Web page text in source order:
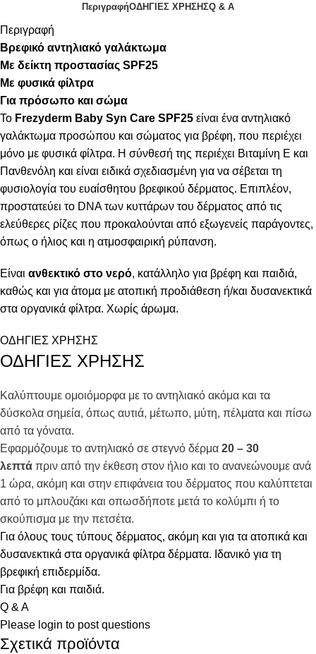
ΠεριγραφήΟΔΗΓΙΕΣ ΧΡΗΣΗΣQ & A
Περιγραφή
Βρεφικό αντηλιακό γαλάκτωμα
Με δείκτη προστασίας SPF25
Με φυσικά φίλτρα
Για πρόσωπο και σώμα
To Frezyderm Baby Syn Care SPF25 είναι ένα αντηλιακό
γαλάκτωμα προσώπου και σώματος για βρέφη, που περιέχει
μόνο με φυσικά φίλτρα. Η σύνθεσή της περιέχει Βιταμίνη Ε και
Πανθενόλη και είναι ειδικά σχεδιασμένη για να σέβεται τη
φυσιολογία του ευαίσθητου βρεφικού δέρματος. Επιπλέον,
προστατεύει το DNA των κυττάρων του δέρματος από τις
ελεύθερες ρίζες που προκαλούνται από εξωγενείς παράγοντες,
όπως ο ήλιος και η ατμοσφαιρική ρύπανση.
Είναι ανθεκτικό στο νερό, κατάλληλο για βρέφη και παιδιά,
καθώς και για άτομα με ατοπική προδιάθεση ή/και δυσανεκτικά
στα οργανικά φίλτρα. Χωρίς άρωμα.
ΟΔΗΓΙΕΣ ΧΡΗΣΗΣ
ΟΔΗΓΙΕΣ ΧΡΗΣΗΣ
Καλύπτουμε ομοιόμορφα με το αντηλιακό ακόμα και τα
δύσκολα σημεία, όπως αυτιά, μέτωπο, μύτη, πέλματα και πίσω
από τα γόνατα.
Εφαρμόζουμε το αντηλιακό σε στεγνό δέρμα 20 – 30
λεπτά πριν από την έκθεση στον ήλιο και το ανανεώνουμε ανά
1 ώρα, ακόμη και στην επιφάνεια του δέρματος που καλύπτεται
από το μπλουζάκι και οπωσδήποτε μετά το κολύμπι ή το
σκούπισμα με την πετσέτα.
Για όλους τους τύπους δέρματος, ακόμη και για τα ατοπικά και
δυσανεκτικά στα οργανικά φίλτρα δέρματα. Ιδανικό για τη
βρεφική επιδερμίδα.
Για βρέφη και παιδιά.
Q & A
Please login to post questions
Σχετικά προϊόντα